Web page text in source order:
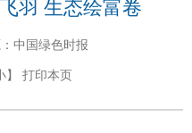
羽 生态绘富卷
中国绿色时报
】 打印本页